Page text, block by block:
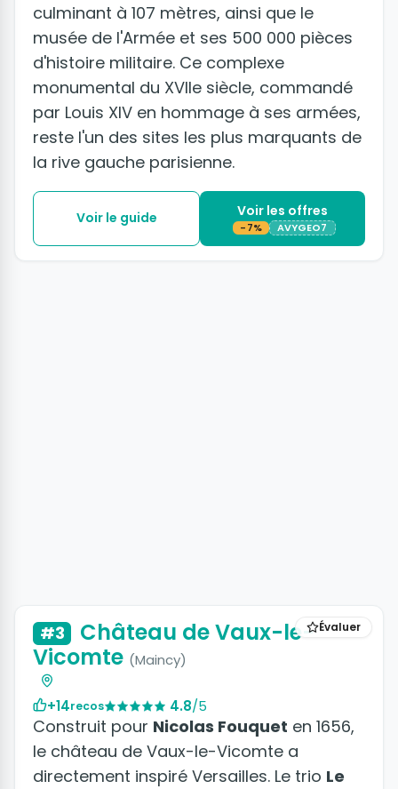
culminant à 107 mètres, ainsi que le
musée de l'Armée et ses 500 000 pièces
d'histoire militaire. Ce complexe
monumental du XVIIe siècle, commandé
par Louis XIV en hommage à ses armées,
reste l'un des sites les plus marquants de
la rive gauche parisienne.
Voir le guide Voir les offres
-7% AVYGEO7
Évaluer
#3
Château de Vaux-le-
Vicomte (Maincy)
+14recos 4.8/5
Construit pour Nicolas Fouquet en 1656,
le château de Vaux-le-Vicomte a
directement inspiré Versailles. Le trio Le